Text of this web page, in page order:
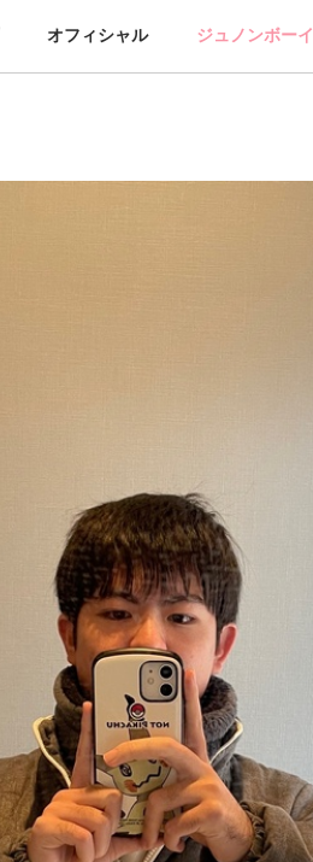
オフィシャル ジュノンボーイ